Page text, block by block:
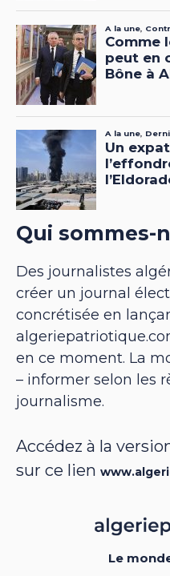
Qui sommes-
Des journalistes
créer un journal
concrétisée en
en ce moment. La
– informer selon les
journalisme.
Accédez à la
sur ce lien
Le